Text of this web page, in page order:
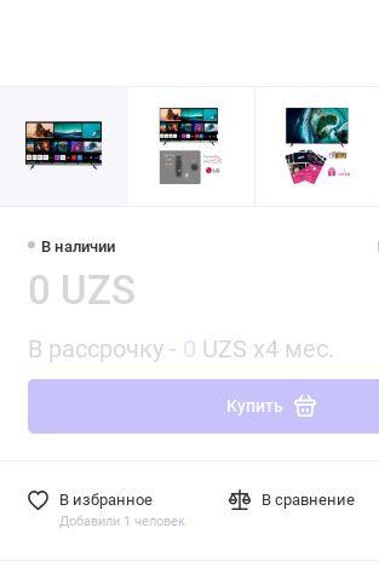
В наличии
0 UZS
В рассрочку - 0 UZS x4 мес.
Купить
В избранное
Добавили 1 человек
В сравнение